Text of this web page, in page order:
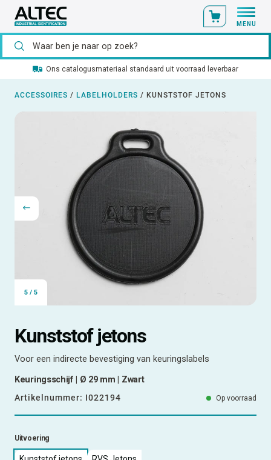
MENU
Ons catalogusmateriaal standaard uit voorraad leverbaar
ACCESSOIRES / LABELHOLDERS / KUNSTSTOF JETONS
5 / 5
Kunststof jetons
Voor een indirecte bevestiging van keuringslabels
Keuringsschijf | Ø 29 mm | Zwart
Artikelnummer: I022194 Op voorraad
Uitvoering